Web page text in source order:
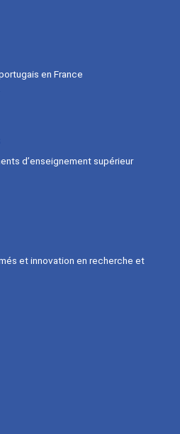
en France
d’enseignement supérieur
et innovation en recherche et